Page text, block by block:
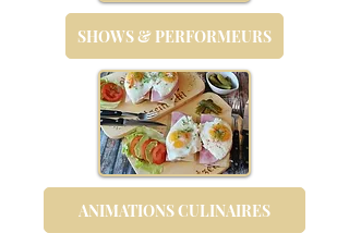
SHOWS & PERFORMEURS
ANIMATIONS CULINAIRES